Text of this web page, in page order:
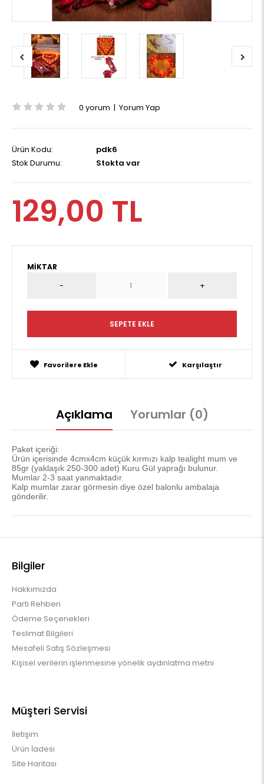
0 yorum | Yorum Yap
Ürün Kodu:
pdk6
Stok Durumu:
Stokta var
129,00 TL
MIKTAR
Favorilere Ekle Karşılaştır
Açıklama Yorumlar (0)
Paket içeriği:
Ürün içerisinde 4cmx4cm küçük kırmızı kalp tealight mum ve
85gr (yaklaşık 250-300 adet) Kuru Gül yaprağı bulunur.
Mumlar 2-3 saat yanmaktadır.
Kalp mumlar zarar görmesin diye özel balonlu ambalaja
gönderilir.
Bilgiler
Hakkımızda
Parti Rehberi
Ödeme Seçenekleri
Teslimat Bilgileri
Mesafeli Satış Sözleşmesi
Kişisel verilerin işlenmesine yönelik aydınlatma metni
Müşteri Servisi
İletişim
Ürün İadesi
Site Haritası